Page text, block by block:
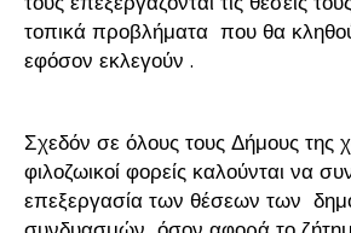
τοπικά προβλήματα που θα
εφόσον εκλεγούν .
Σχεδόν σε όλους τους Δήμους της
φιλοζωικοί φορείς καλούνται να
επεξεργασία των θέσεων των